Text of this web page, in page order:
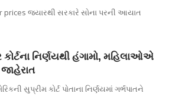
prices જ્યારથી સરકારે સોના પરની આયાત
નિર્ણયથી હંગામો, મહિલાઓએ
સુપ્રીમ કોર્ટ પોતાના નિર્ણયમાં ગર્ભપાતને